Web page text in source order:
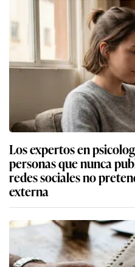
Los expertos en
personas que nunca
redes sociales no
externa